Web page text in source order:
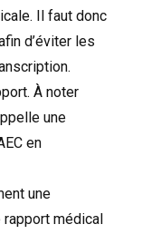
Il faut donc
d’éviter les
À noter
une
en
une
médical